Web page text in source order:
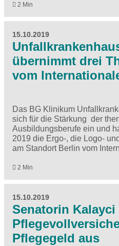
2 Min
15.10.2019
übernimmt drei
vom
Das BG Klinikum
sich für die Stärkung der
Ausbildungsberufe ein und
2019 die Ergo-, die Logo-
am Standort Berlin vom
2 Min
15.10.2019
Senatorin
Pflegegeld aus